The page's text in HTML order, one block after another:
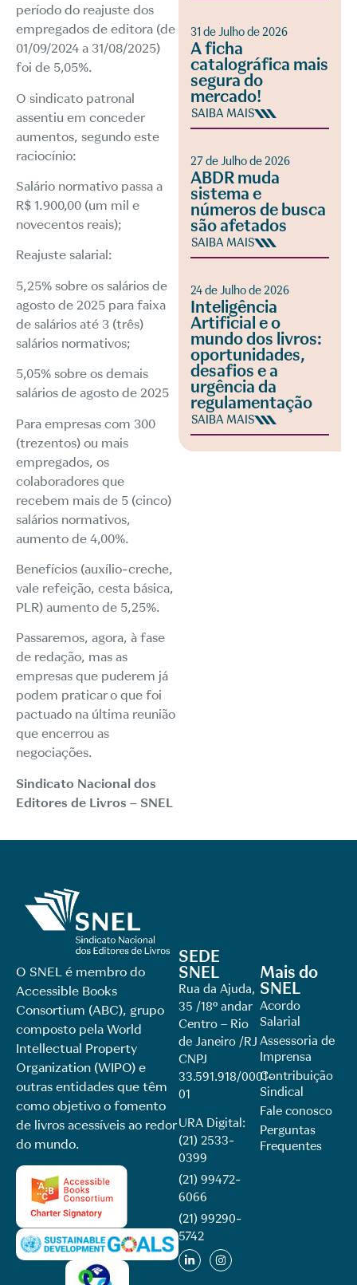
período do reajuste dos
empregados de editora (de
01/09/2024 a 31/08/2025)
foi de 5,05%.
O sindicato patronal
assentiu em conceder
aumentos, segundo este
raciocínio:
Salário normativo passa a
R$ 1.900,00 (um mil e
novecentos reais);
Reajuste salarial:
5,25% sobre os salários de
agosto de 2025 para faixa
de salários até 3 (três)
salários normativos;
5,05% sobre os demais
salários de agosto de 2025
Para empresas com 300
(trezentos) ou mais
empregados, os
colaboradores que
recebem mais de 5 (cinco)
salários normativos,
aumento de 4,00%.
Benefícios (auxílio-creche,
vale refeição, cesta básica,
PLR) aumento de 5,25%.
Passaremos, agora, à fase
de redação, mas as
empresas que puderem já
podem praticar o que foi
pactuado na última reunião
que encerrou as
negociações.
Sindicato Nacional dos
Editores de Livros – SNEL
31 de Julho de 2026
A ficha
catalográfica mais
segura do
mercado!
SAIBA MAIS
27 de Julho de 2026
ABDR muda
sistema e
números de busca
são afetados
SAIBA MAIS
24 de Julho de 2026
Inteligência
Artificial e o
mundo dos livros:
oportunidades,
desafios e a
urgência da
regulamentação
SAIBA MAIS
O SNEL é membro do
Accessible Books
Consortium (ABC), grupo
composto pela World
Intellectual Property
Organization (WIPO) e
outras entidades que têm
como objetivo o fomento
de livros acessíveis ao redor
do mundo.
SEDE
SNEL
Rua da Ajuda,
35 /18º andar
Centro – Rio
de Janeiro /RJ
CNPJ
33.591.918/0001-
01
URA Digital:
(21) 2533-
0399
(21) 99472-
6066
(21) 99290-
5742​
Mais do
SNEL
Acordo
Salarial
Assessoria de
Imprensa
Contribuição
Sindical
Fale conosco
Perguntas
Frequentes